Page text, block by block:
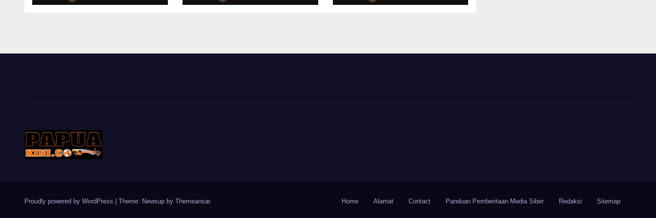
dan Ladang di
DPR RI dan
RKPD 2027
Proudly powered by WordPress Theme: Newsup by Themeansar. Home Alamat Contact Panduan Pemberitaan Media Siber Redaksi Sitemap